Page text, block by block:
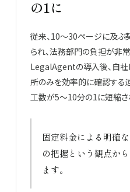
の1に
従来、10〜30ページに及ぶ
られ、法務部門の負担が非
LegalAgentの導入後、自
所のみを効率的に確認する
工数が5〜10分の1に短縮さ
固定料金による明確
の把握という観点か
ます。